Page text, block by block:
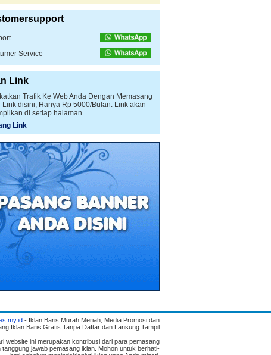
Service
Link
Trafik Ke Web Anda Dengan Memasang
Link disini, Hanya Rp 5000/Bulan. Link akan
di setiap halaman.
Link
- Iklan Baris Murah Meriah, Media Promosi dan
Iklan Baris Gratis Tanpa Daftar dan Lansung Tampil
website ini merupakan kontribusi dari para pemasang
jawab pemasang iklan. Mohon untuk berhati-